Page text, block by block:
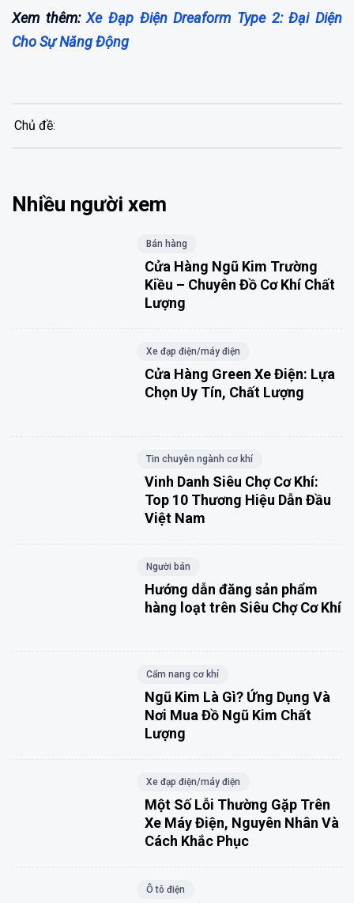
Xem thêm:Xe Đạp Điện Dreaform Type 2: Đại Diện
Cho Sự Năng Động
Chủ đề:
Nhiều người xem
Bán hàng
Cửa Hàng Ngũ Kim Trường
Kiều – Chuyên Đồ Cơ Khí Chất
Lượng
Xe đạp điện/máy điện
Cửa Hàng Green Xe Điện: Lựa
Chọn Uy Tín, Chất Lượng
Tin chuyên ngành cơ khí
Vinh Danh Siêu Chợ Cơ Khí:
Top 10 Thương Hiệu Dẫn Đầu
Việt Nam
Người bán
Hướng dẫn đăng sản phẩm
hàng loạt trên Siêu Chợ Cơ Khí
Cẩm nang cơ khí
Ngũ Kim Là Gì? Ứng Dụng Và
Nơi Mua Đồ Ngũ Kim Chất
Lượng
Xe đạp điện/máy điện
Một Số Lỗi Thường Gặp Trên
Xe Máy Điện, Nguyên Nhân Và
Cách Khắc Phục
Ô tô điện